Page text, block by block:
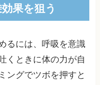
果を狙う
るには、呼吸を意識
くときに体の力が自
ングでツボを押すと